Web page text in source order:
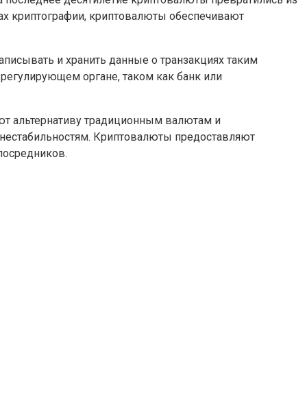
криптографии, криптовалюты обеспечивают
и хранить данные о транзакциях таким
органе, таком как банк или
альтернативу традиционным валютам и
Криптовалюты предоставляют